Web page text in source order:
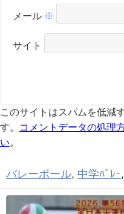
メール ※
サイト
このサイトはスパムを低減
す。
コメントデータの処理
い
バレーボール 中学ﾊﾞﾚｰ